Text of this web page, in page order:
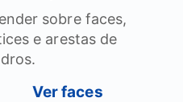
sobre faces,
e arestas de
Ver faces